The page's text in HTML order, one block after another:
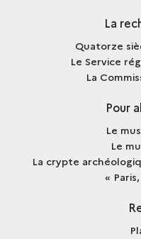
La
Quatorze
Le Service
La
Pour
Le
Le
La crypte
«